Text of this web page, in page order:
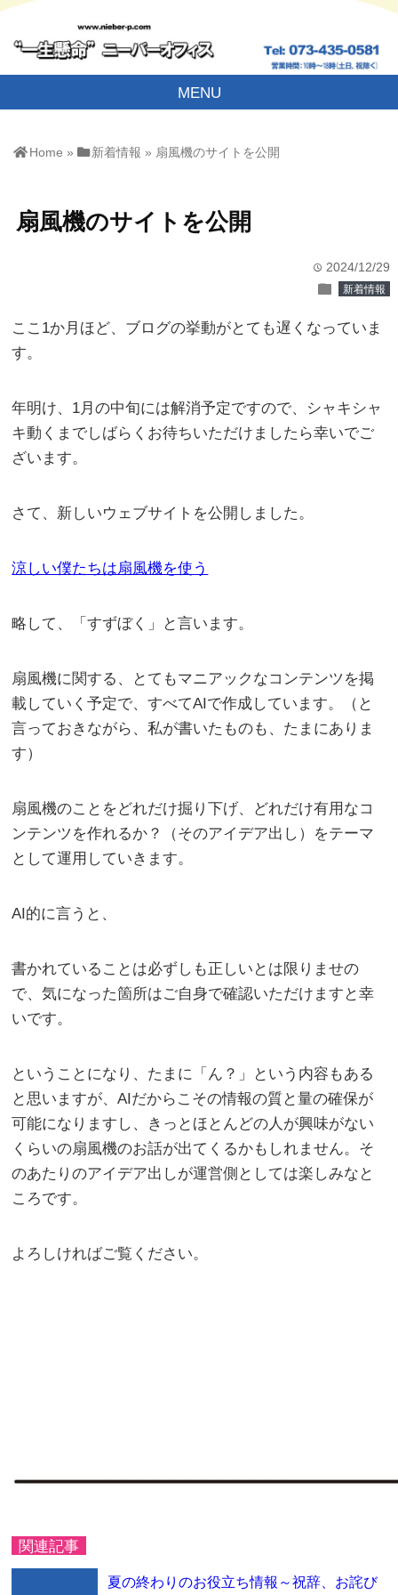
MENU
Home » 新着情報 » 扇風機のサイトを公開
扇風機のサイトを公開
time 2024/12/29
folder 新着情報
ここ1か月ほど、ブログの挙動がとても遅くなっていま
す。
年明け、1月の中旬には解消予定ですので、シャキシャ
キ動くまでしばらくお待ちいただけましたら幸いでご
ざいます。
さて、新しいウェブサイトを公開しました。
涼しい僕たちは扇風機を使う
略して、「すずぼく」と言います。
扇風機に関する、とてもマニアックなコンテンツを掲
載していく予定で、すべてAIで作成しています。（と
言っておきながら、私が書いたものも、たまにありま
す）
扇風機のことをどれだけ掘り下げ、どれだけ有用なコ
ンテンツを作れるか？（そのアイデア出し）をテーマ
として運用していきます。
AI的に言うと、
書かれていることは必ずしも正しいとは限りませの
で、気になった箇所はご自身で確認いただけますと幸
いです。
ということになり、たまに「ん？」という内容もある
と思いますが、AIだからこその情報の質と量の確保が
可能になりますし、きっとほとんどの人が興味がない
くらいの扇風機のお話が出てくるかもしれません。そ
のあたりのアイデア出しが運営側としては楽しみなと
ころです。
よろしければご覧ください。
関連記事
夏の終わりのお役立ち情報～祝辞、お詫び